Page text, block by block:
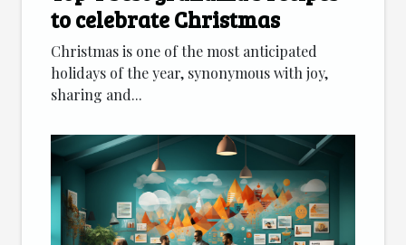
to celebrate Christmas
Christmas is one of the most anticipated
holidays of the year, synonymous with joy,
sharing and...